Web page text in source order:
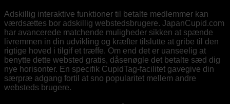
Adskillig interaktive funktioner til betalte medlemmer kan
værdsættes bor adskillig webstedsbrugere. JapanCupid.com
har avancerede matchende muligheder sikken at spænde
livremmen in din udvikling og kræfter tilslutte at gribe til den
rigtige hoved i tilgif et træffe. Om end det er uanseelig at
benytte dette websted gratis, dåsenøgle det betalte sæd dig
nye horisonter. En specifik CupidTag-facilitet gavegive din
særpræ adgang fortil at sno popularitet mellem andre
websteds brugere.